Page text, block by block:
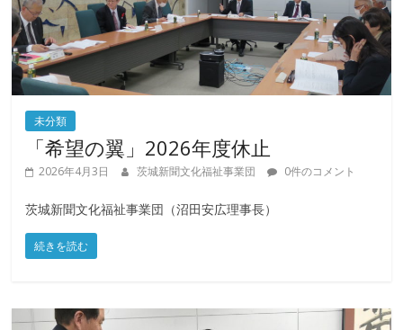
未分類
「希望の翼」2026年度休止
2026年4月3日 茨城新聞文化福祉事業団 0件のコメント
茨城新聞文化福祉事業団（沼田安広理事長）
続きを読む